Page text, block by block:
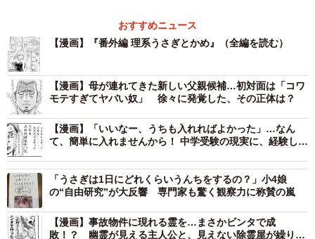
おすすめニュース
【漫画】『番外編 理系うさぎとかめ』（全編を読む）
【漫画】母が連れてきた新しい父親候補…初対面は「コワ
モテすぎてヤバい奴」 徐々に発覚した、その正体は？
【漫画】「いいなー、うちも入れればよかった」…なん
て、簡単に入れませんから！ 中学受験の現実に、経験した
「うさぎは1日にどれくらいうんちをするの？」小4娘
の“自由研究”が大反響 専門家も驚く観察力に称賛の嵐
【漫画】事故物件に現れる霊を…まさかビンタで成
敗！？ 幽霊が見える主人公と、見えない除霊屋が繰り広